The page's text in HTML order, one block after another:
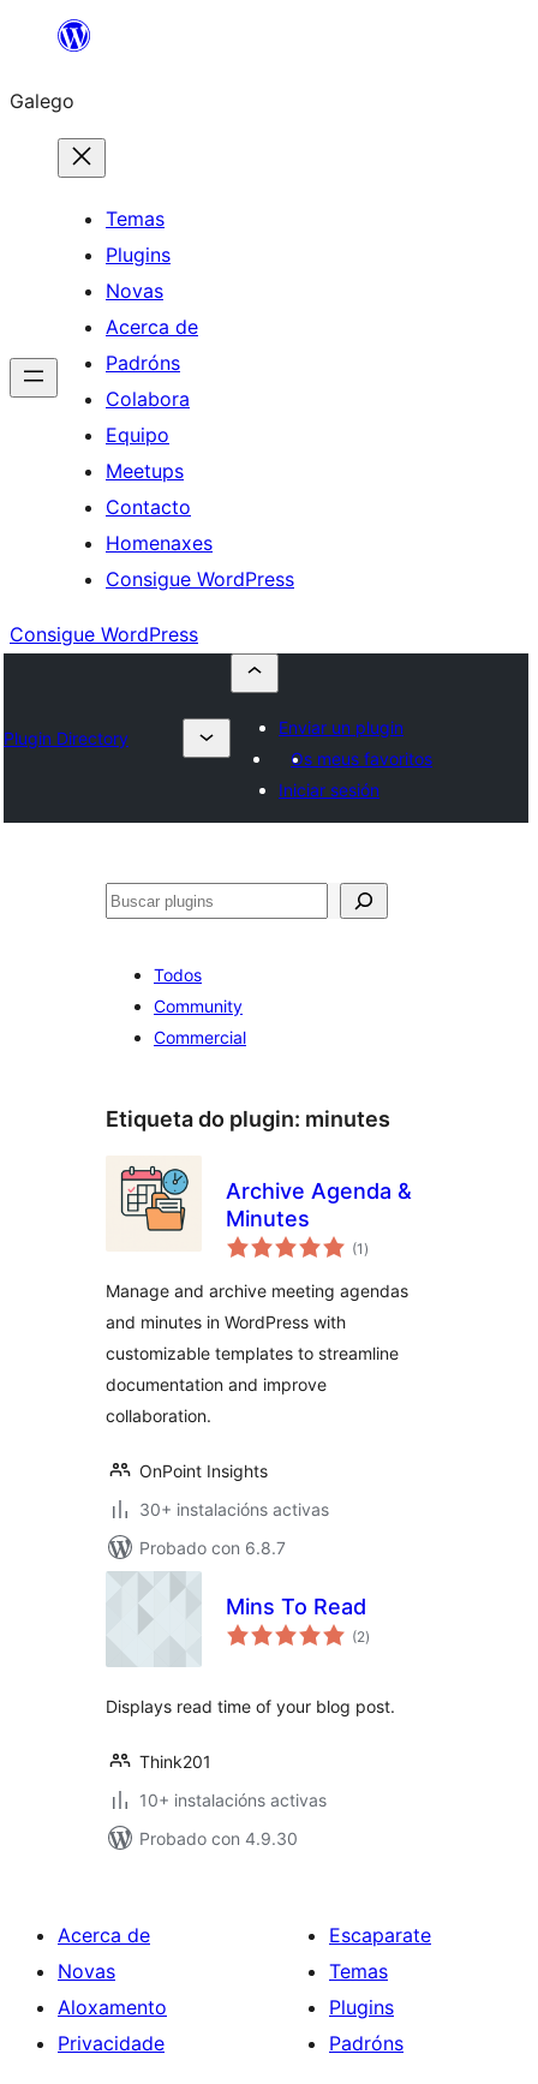
Saltar
contido
Galego
Temas
Plugins
Novas
Acerca de
Padróns
Colabora
Equipo
Meetups
Contacto
Homenaxes
Consigue WordPress
Consigue WordPress
Plugin Directory
Enviar un plugin
Os meus favoritos
Iniciar sesión
Buscar
Todos
Community
Commercial
Etiqueta do plugin: minutes
Archive Agenda &
Minutes
(1 valoracións
totais
)
Manage and archive meeting agendas
and minutes in WordPress with
customizable templates to streamline
documentation and improve
collaboration.
OnPoint Insights
30+ instalacións activas
Probado con 6.8.7
Mins To Read
(2valoracións
totais
)
Displays read time of your blog post.
Think201
10+ instalacións activas
Probado con 4.9.30
Acerca de
Novas
Aloxamento
Privacidade
Escaparate
Temas
Plugins
Padróns